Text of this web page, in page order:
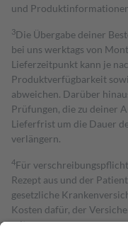
und
3Die Übergabe deiner
bei uns werktags von
Lieferzeitpunkt kann je
Produktverfügbarkeit
abweichen. Darüber
Prüfungen, die zu deiner
Lieferfrist um die Dauer
verlängern.
4Für
Rezept aus und der
gesetzliche
Kosten dafür, der
mit.